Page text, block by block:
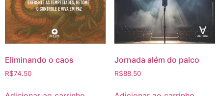
Eliminando o caos
R$74.50
Jornada além do palco
R$88.50